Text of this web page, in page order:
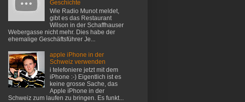
Geschichte
Wie Radio Munot meldet,
gibt es das Restaurant
Wilson in der Schaffhauser
Webergasse nicht mehr. Dies habe der
ehemalige Geschäftsführer Je...
apple iPhone in der
Schweiz verwenden
i telefoniere jetzt mit dem
iPhone :-) Eigentlich ist es
keine grosse Sache, das
Apple iPhone in der
Schweiz zum laufen zu bringen. Es funkt...